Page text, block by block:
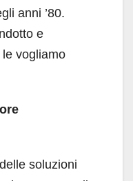
anni ’80.
e
vogliamo
soluzioni